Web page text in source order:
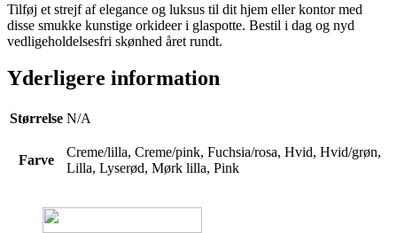
Tilføj et strejf af elegance og luksus til dit hjem eller kontor med
disse smukke kunstige orkideer i glaspotte. Bestil i dag og nyd
vedligeholdelsesfri skønhed året rundt.
Yderligere information
Størrelse N/A
Farve
Creme/lilla, Creme/pink, Fuchsia/rosa, Hvid, Hvid/grøn,
Lilla, Lyserød, Mørk lilla, Pink